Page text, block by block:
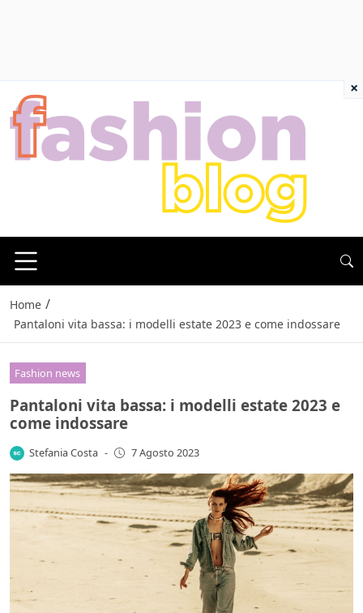
Home /
Pantaloni vita bassa: i modelli estate 2023 e come indossare
Fashion news
Pantaloni vita bassa: i modelli estate 2023 e
come indossare
Stefania Costa - 7 Agosto 2023
×